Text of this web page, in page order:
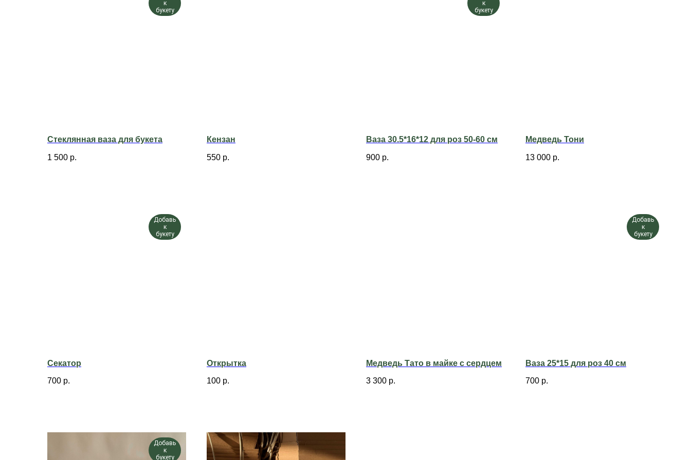
к
букету
Стеклянная ваза для букета
1 500 р.
Кензан
550 р.
к
букету
Ваза 30.5*16*12 для роз 50-60 см
900 р.
Медведь Тони
13 000 р.
Добавь
к
букету
Секатор
700 р.
Открытка
100 р.
Медведь Тато в майке с сердцем
3 300 р.
Добавь
к
букету
Ваза 25*15 для роз 40 см
700 р.
Добавь
к
букету